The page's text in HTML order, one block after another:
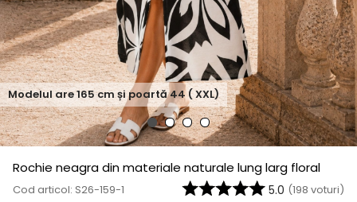
Modelul are165cm și poartă44 ( XXL)
Rochie neagra din materiale naturale lung larg floral
Cod articol: S26-159-1 5.0 (198 voturi)